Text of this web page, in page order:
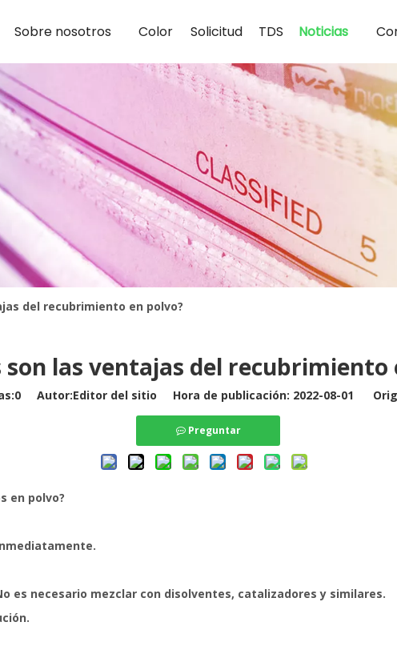
Sobre nosotros Color Solicitud TDS Noticias
del recubrimiento en polvo?
son las ventajas del recubrimiento
0 Autor:Editor del sitio Hora de publicación: 2022-08-01
Preguntar
en polvo?
es necesario mezclar con disolventes, catalizadores y similares.